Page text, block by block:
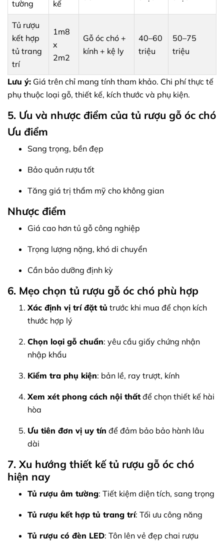
tường kế
Tủ rượu
kết hợp
tủ trang
trí
1m8
x
2m2
Gỗ óc chó +
kính + kệ ly
40–60
triệu
50–75
triệu
Lưu ý: Giá trên chỉ mang tính tham khảo. Chi phí thực tế
phụ thuộc loại gỗ, thiết kế, kích thước và phụ kiện.
5. Ưu và nhược điểm của tủ rượu gỗ óc chó
Ưu điểm
Sang trọng, bền đẹp
Bảo quản rượu tốt
Tăng giá trị thẩm mỹ cho không gian
Nhược điểm
Giá cao hơn tủ gỗ công nghiệp
Trọng lượng nặng, khó di chuyển
Cần bảo dưỡng định kỳ
6. Mẹo chọn tủ rượu gỗ óc chó phù hợp
Xác định vị trí đặt tủ trước khi mua để chọn kích
thước hợp lý
Chọn loại gỗ chuẩn: yêu cầu giấy chứng nhận
nhập khẩu
Kiểm tra phụ kiện: bản lề, ray trượt, kính
Xem xét phong cách nội thấtđể chọn thiết kế hài
hòa
Ưu tiên đơn vị uy tín để đảm bảo bảo hành lâu
dài
7. Xu hướng thiết kế tủ rượu gỗ óc chó
hiện nay
Tủ rượu âm tường: Tiết kiệm diện tích, sang trọng
Tủ rượu kết hợp tủ trang trí: Tối ưu công năng
Tủ rượu có đèn LED: Tôn lên vẻ đẹp chai rượu